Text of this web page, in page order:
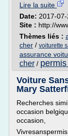
Lire la suite
Date: 2017-
Site : http://
Thèmes liés :
cher / voiturette
assurance
cher /
Voiture
Mary
Recherches
occasion
occasion,